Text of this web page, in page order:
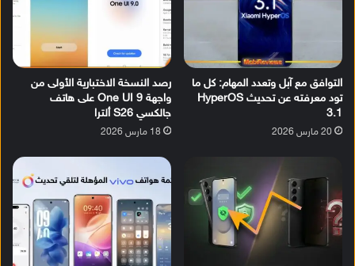
التوافق مع آبل وتعدد المهام: كل ما
تود معرفته عن تحديث HyperOS
3.1
20 مارس 2026
رصد النسخة الاختبارية الأولى من
واجهة One UI 9 على هاتف
جالكسي S26 ألترا
18 مارس 2026